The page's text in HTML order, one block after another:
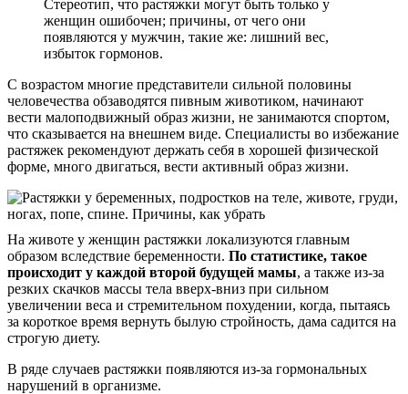
Стереотип, что растяжки могут быть только у
женщин ошибочен; причины, от чего они
появляются у мужчин, такие же: лишний вес,
избыток гормонов.
С возрастом многие представители сильной половины
человечества обзаводятся пивным животиком, начинают
вести малоподвижный образ жизни, не занимаются спортом,
что сказывается на внешнем виде. Специалисты во избежание
растяжек рекомендуют держать себя в хорошей физической
форме, много двигаться, вести активный образ жизни.
На животе у женщин растяжки локализуются главным
образом вследствие беременности. По статистике, такое
происходит у каждой второй будущей мамы, а также из-за
резких скачков массы тела вверх-вниз при сильном
увеличении веса и стремительном похудении, когда, пытаясь
за короткое время вернуть былую стройность, дама садится на
строгую диету.
В ряде случаев растяжки появляются из-за гормональных
нарушений в организме.